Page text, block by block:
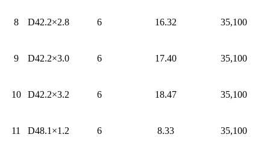
8 D42.2×2.8 6 16.32 35,100
9 D42.2×3.0 6 17.40 35,100
10 D42.2×3.2 6 18.47 35,100
11 D48.1×1.2 6 8.33 35,100